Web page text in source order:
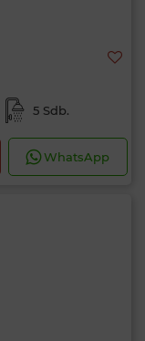
5 Sdb.
WhatsApp